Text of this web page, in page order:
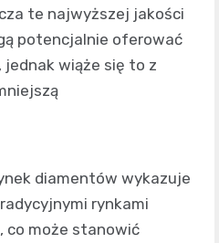
te najwyższej jakości
potencjalnie oferować
wiąże się to z
diamentów wykazuje
rynkami
co może stanowić